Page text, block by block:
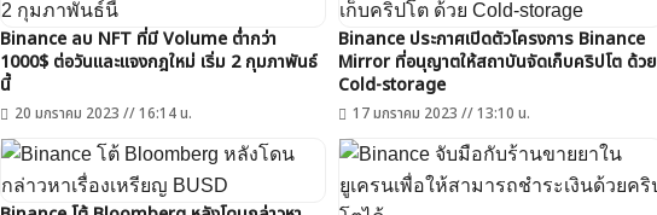
Binance ลบ NFT ที่มี Volume ต่ำกว่า
1000$ ต่อวันและแจงกฎใหม่ เริ่ม 2 กุมภาพันธ์
นี้
20 มกราคม 2023 // 16:14 น.
Binance ประกาศเปิดตัวโครงการ Binance
Mirror ที่อนุญาตให้สถาบันจัดเก็บคริปโต ด้วย
Cold-storage
17 มกราคม 2023 // 13:10 น.